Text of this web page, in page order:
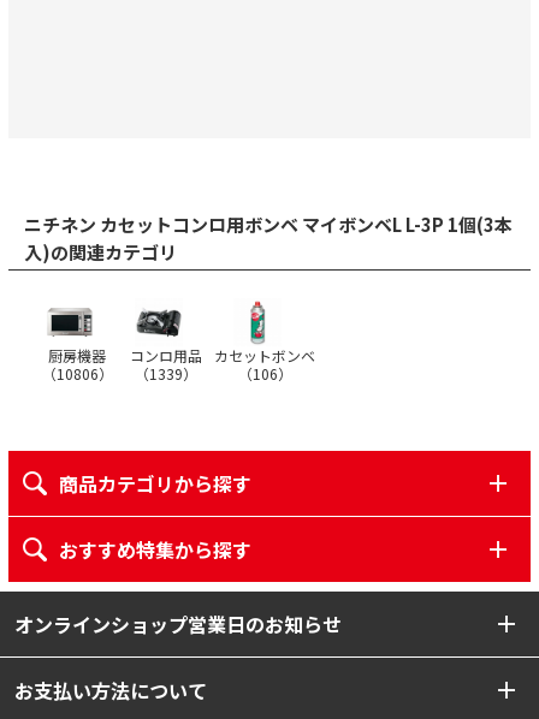
ニチネン カセットコンロ用ボンベ マイボンベL L-3P 1個(3本
入)の関連カテゴリ
厨房機器
（10806）
コンロ用品
（1339）
カセットボンベ
（106）
商品カテゴリから探す
おすすめ特集から探す
オンラインショップ営業日のお知らせ
お支払い方法について